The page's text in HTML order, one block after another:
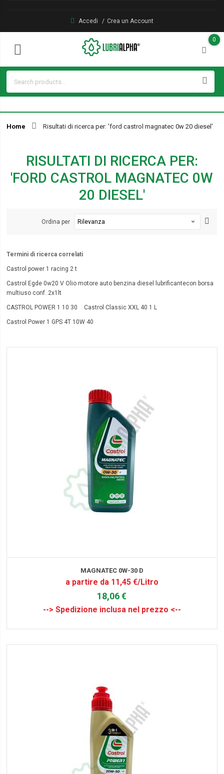
Accedi Crea un Account
0
Home Risultati di ricerca per: 'ford castrol magnatec 0w 20 diesel'
RISULTATI DI RICERCA PER:
'FORD CASTROL MAGNATEC 0W
20 DIESEL'
Ordina per
Termini di ricerca correlati
Castrol power 1 racing 2 t
Castrol Egde 0w20 V Olio motore auto benzina diesel lubrificantecon borsa
multiuso conf. 2x1lt
CASTROL POWER 1 10 30 Castrol Classic XXL 40 1 L
Castrol Power 1 GPS 4T 10W 40
MAGNATEC 0W-30 D
a partire da 11,45 €/Litro
18,06 €